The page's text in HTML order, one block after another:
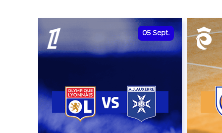
05 Sept.